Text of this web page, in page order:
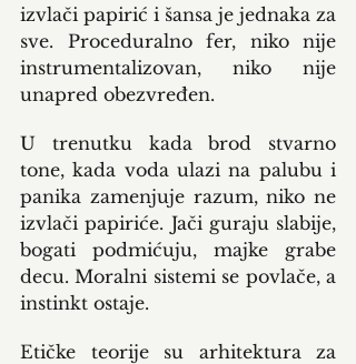
izvlači papirić i šansa je jednaka za
sve. Proceduralno fer, niko nije
instrumentalizovan, niko nije
unapred obezvređen.
U trenutku kada brod stvarno
tone, kada voda ulazi na palubu i
panika zamenjuje razum, niko ne
izvlači papiriće. Jači guraju slabije,
bogati podmićuju, majke grabe
decu. Moralni sistemi se povlače, a
instinkt ostaje.
Etičke teorije su arhitektura za